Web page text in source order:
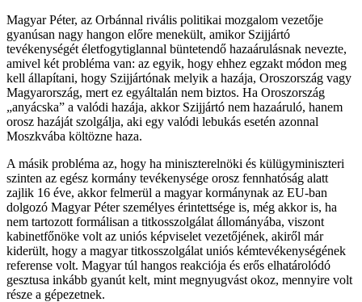
Magyar Péter, az Orbánnal rivális politikai mozgalom vezetője
gyanúsan nagy hangon előre menekült, amikor Szijjártó
tevékenységét életfogytiglannal büntetendő hazaárulásnak nevezte,
amivel két probléma van: az egyik, hogy ehhez egzakt módon meg
kell állapítani, hogy Szijjártónak melyik a hazája, Oroszország vagy
Magyarország, mert ez egyáltalán nem biztos. Ha Oroszország
„anyácska” a valódi hazája, akkor Szijjártó nem hazaáruló, hanem
orosz hazáját szolgálja, aki egy valódi lebukás esetén azonnal
Moszkvába költözne haza.
A másik probléma az, hogy ha miniszterelnöki és külügyminiszteri
szinten az egész kormány tevékenysége orosz fennhatóság alatt
zajlik 16 éve, akkor felmerül a magyar kormánynak az EU-ban
dolgozó Magyar Péter személyes érintettsége is, még akkor is, ha
nem tartozott formálisan a titkosszolgálat állományába, viszont
kabinetfőnöke volt az uniós képviselet vezetőjének, akiről már
kiderült, hogy a magyar titkosszolgálat uniós kémtevékenységének
referense volt. Magyar túl hangos reakciója és erős elhatárolódó
gesztusa inkább gyanút kelt, mint megnyugvást okoz, mennyire volt
része a gépezetnek.